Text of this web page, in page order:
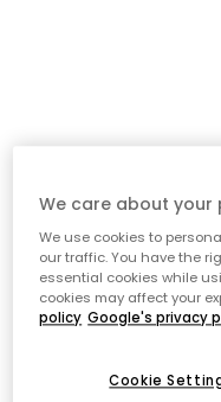
We care about your
We use cookies to
our traffic. You have the
essential cookies while
cookies may affect your
policy Google's privacy
Cookie